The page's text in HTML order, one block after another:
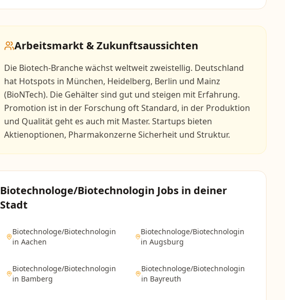
Arbeitsmarkt & Zukunftsaussichten
Die Biotech-Branche wächst weltweit zweistellig. Deutschland
hat Hotspots in München, Heidelberg, Berlin und Mainz
(BioNTech). Die Gehälter sind gut und steigen mit Erfahrung.
Promotion ist in der Forschung oft Standard, in der Produktion
und Qualität geht es auch mit Master. Startups bieten
Aktienoptionen, Pharmakonzerne Sicherheit und Struktur.
Biotechnologe/Biotechnologin Jobs in deiner
Stadt
Biotechnologe/Biotechnologin
inAachen
Biotechnologe/Biotechnologin
inAugsburg
Biotechnologe/Biotechnologin
in Bamberg
Biotechnologe/Biotechnologin
in Bayreuth